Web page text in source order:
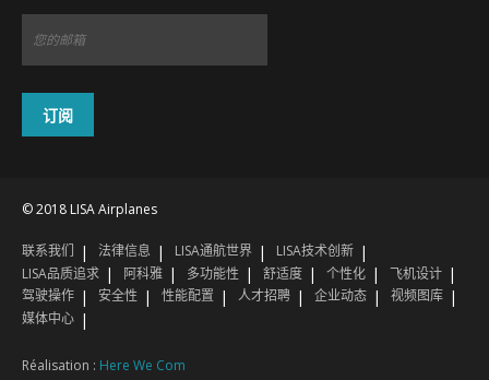
1 信息 您的联系方式 3 确认
© 2018 LISA Airplanes
联系我们 法律信息 LISA通航世界
LISA技术创新
LISA品质追求
阿科雅 多功能性 舒适度 个性化
飞机设计
驾驶操作
安全性 性能配置 人才招聘 企业动态
视频图库
媒体中心
Réalisation : Here We Com